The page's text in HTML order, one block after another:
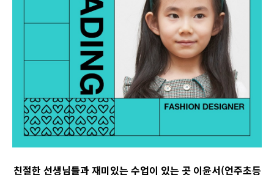
친절한 선생님들과 재미있는 수업이 있는 곳 이윤서(언주초등